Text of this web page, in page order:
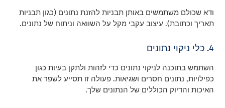
ודא שכולם משתמשים באותן תבניות להזנת נתונים (כגון תבניות
תאריך וכתובת). עיצוב עקבי מקל על השוואה וניתוח של נתונים.
4. כלי ניקוי נתונים
השתמש בתוכנה לניקוי נתונים כדי לזהות ולתקן בעיות כגון
כפילויות, נתונים חסרים ושגיאות. פעולה זו תסייע לשפר את
האיכות והדיוק הכוללים של הנתונים שלך.